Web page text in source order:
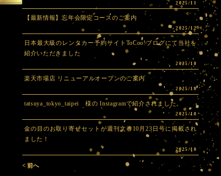
2025/11
【最新情報】忘年会限定コースのご案内
2025/12
日本最大級のレンタカー予約サイトToCoo!ブログにて当社を
紹介いただきました
2025/10
楽天市場店 リニューアルオープンのご案内
2025/10
tatsuya_tokyo_taipei 様の Instagramで紹介されました。
2025/10
金の目のお取り寄せセットが週刊文春10月23日号に掲載され
ました！
2025/10
< 前へ